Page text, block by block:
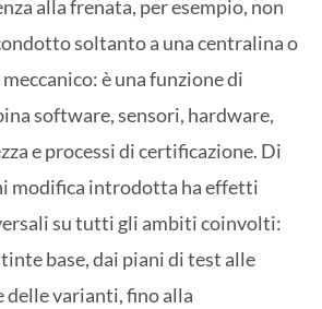
alla frenata, per esempio, non
soltanto a una centralina o
è una funzione di
software, sensori, hardware,
e processi di certificazione. Di
modifica introdotta ha effetti
su tutti gli ambiti coinvolti:
base, dai piani di test alle
delle varianti, fino alla